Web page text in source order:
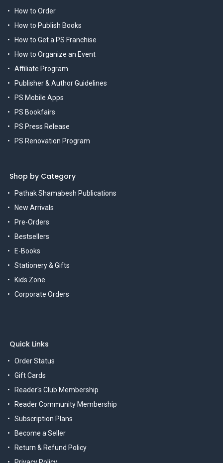
How to Order
How to Publish Books
How to Get a PS Franchise
How to Organize an Event
Affiliate Program
Publisher & Author Guidelines
PS Mobile Apps
PS Bookfairs
PS Press Release
PS Renovation Program
Shop by Category
Pathak Shamabesh Publications
New Arrivals
Pre-Orders
Bestsellers
E-Books
Stationery & Gifts
Kids Zone
Corporate Orders
Quick Links
Order Status
Gift Cards
Reader's Club Membership
Reader Community Membership
Subscription Plans
Become a Seller
Return & Refund Policy